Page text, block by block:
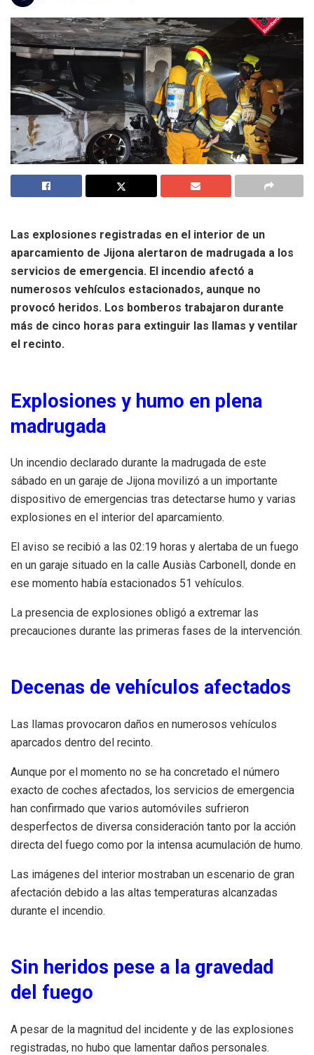
Las explosiones registradas en el interior de un
aparcamiento de Jijona alertaron de madrugada a los
servicios de emergencia. El incendio afectó a
numerosos vehículos estacionados, aunque no
provocó heridos. Los bomberos trabajaron durante
más de cinco horas para extinguir las llamas y ventilar
el recinto.
Explosiones y humo en plena
madrugada
Un incendio declarado durante la madrugada de este
sábado en un garaje de Jijona movilizó a un importante
dispositivo de emergencias tras detectarse humo y varias
explosiones en el interior del aparcamiento.
El aviso se recibió a las 02:19 horas y alertaba de un fuego
en un garaje situado en la calle Ausiàs Carbonell, donde en
ese momento había estacionados 51 vehículos.
La presencia de explosiones obligó a extremar las
precauciones durante las primeras fases de la intervención.
Decenas de vehículos afectados
Las llamas provocaron daños en numerosos vehículos
aparcados dentro del recinto.
Aunque por el momento no se ha concretado el número
exacto de coches afectados, los servicios de emergencia
han confirmado que varios automóviles sufrieron
desperfectos de diversa consideración tanto por la acción
directa del fuego como por la intensa acumulación de humo.
Las imágenes del interior mostraban un escenario de gran
afectación debido a las altas temperaturas alcanzadas
durante el incendio.
Sin heridos pese a la gravedad
del fuego
A pesar de la magnitud del incidente y de las explosiones
registradas, no hubo que lamentar daños personales.